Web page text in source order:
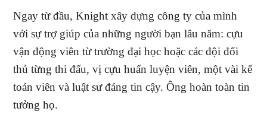
Ngay từ đầu, Knight xây dựng công ty của mình
với sự trợ giúp của những người bạn lâu năm: cựu
vận động viên từ trường đại học hoặc các đội đối
thủ từng thi đấu, vị cựu huấn luyện viên, một vài kế
toán viên và luật sư đáng tin cậy. Ông hoàn toàn tin
tưởng họ.